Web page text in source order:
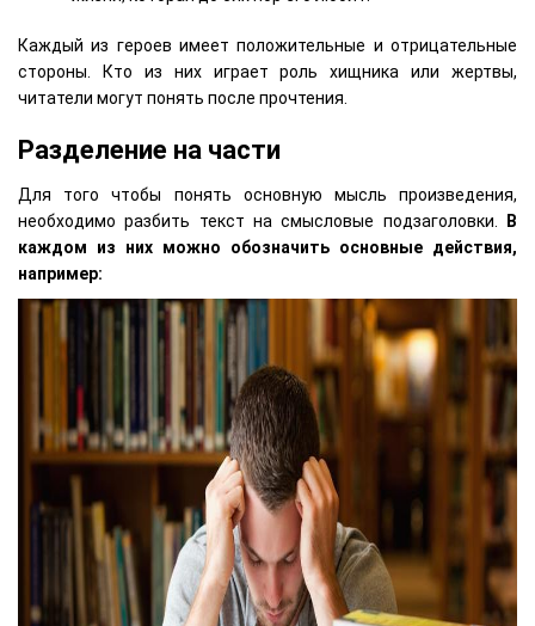
Каждый из героев имеет положительные и отрицательные
стороны. Кто из них играет роль хищника или жертвы,
читатели могут понять после прочтения.
Разделение на части
Для того чтобы понять основную мысль произведения,
необходимо разбить текст на смысловые подзаголовки. В
каждом из них можно обозначить основные действия,
например: